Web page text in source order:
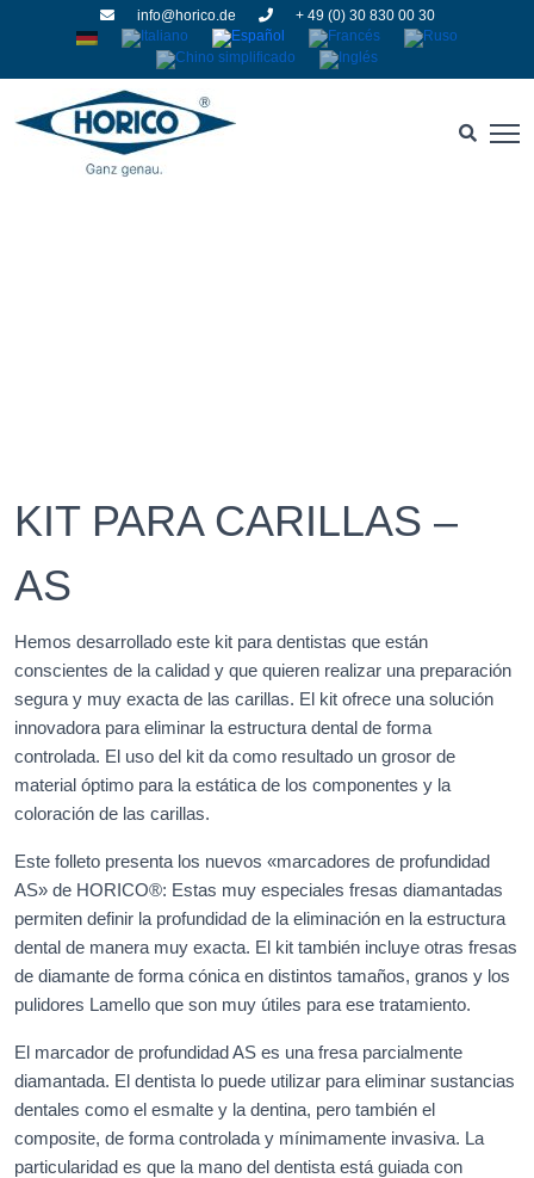
info@horico.de + 49 (0) 30 830 00 30
KIT PARA CARILLAS –
AS
Hemos desarrollado este kit para dentistas que están
conscientes de la calidad y que quieren realizar una preparación
segura y muy exacta de las carillas. El kit ofrece una solución
innovadora para eliminar la estructura dental de forma
controlada. El uso del kit da como resultado un grosor de
material óptimo para la estática de los componentes y la
coloración de las carillas.
Este folleto presenta los nuevos «marcadores de profundidad
AS» de HORICO®: Estas muy especiales fresas diamantadas
permiten definir la profundidad de la eliminación en la estructura
dental de manera muy exacta. El kit también incluye otras fresas
de diamante de forma cónica en distintos tamaños, granos y los
pulidores Lamello que son muy útiles para ese tratamiento.
El marcador de profundidad AS es una fresa parcialmente
diamantada. El dentista lo puede utilizar para eliminar sustancias
dentales como el esmalte y la dentina, pero también el
composite, de forma controlada y mínimamente invasiva. La
particularidad es que la mano del dentista está guiada con